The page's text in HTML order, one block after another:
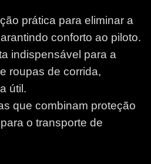
prática para eliminar a
conforto ao piloto.
indispensável para a
roupas de corrida,
útil.
que combinam proteção
o transporte de